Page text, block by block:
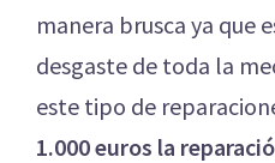
manera brusca ya que
desgaste de toda la
este tipo de
1.000 euros la